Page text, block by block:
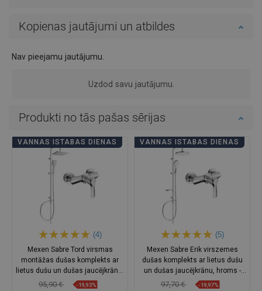
Kopienas jautājumi un atbildes
Nav pieejamu jautājumu.
Uzdod savu jautājumu.
Produkti no tās pašas sērijas
VANNAS ISTABAS DIENAS
(4)
Mexen Sabre Tord virsmas
montāžas dušas komplekts ar
lietus dušu un dušas jaucējkrānu,
hroms - 72140200-00
95,90 € -19,93%
VANNAS ISTABAS DIENAS
(5)
Mexen Sabre Erik virszemes
dušas komplekts ar lietus dušu
un dušas jaucējkrānu, hroms -
72140205-00
97,70 € -19,97%